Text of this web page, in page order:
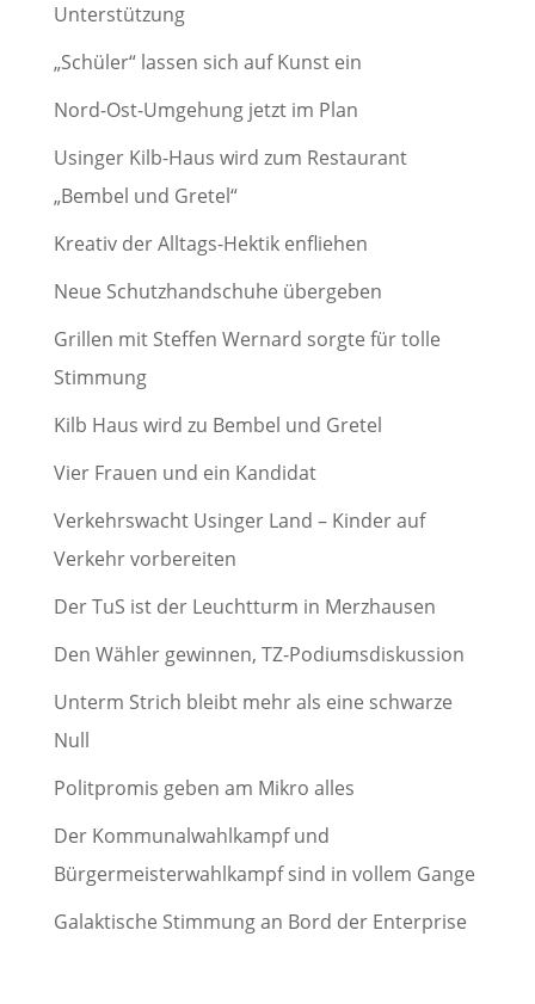
Unterstützung
„Schüler“ lassen sich auf Kunst ein
Nord-Ost-Umgehung jetzt im Plan
Usinger Kilb-Haus wird zum Restaurant
„Bembel und Gretel“
Kreativ der Alltags-Hektik enfliehen
Neue Schutzhandschuhe übergeben
Grillen mit Steffen Wernard sorgte für tolle
Stimmung
Kilb Haus wird zu Bembel und Gretel
Vier Frauen und ein Kandidat
Verkehrswacht Usinger Land – Kinder auf
Verkehr vorbereiten
Der TuS ist der Leuchtturm in Merzhausen
Den Wähler gewinnen, TZ-Podiumsdiskussion
Unterm Strich bleibt mehr als eine schwarze
Null
Politpromis geben am Mikro alles
Der Kommunalwahlkampf und
Bürgermeisterwahlkampf sind in vollem Gange
Galaktische Stimmung an Bord der Enterprise